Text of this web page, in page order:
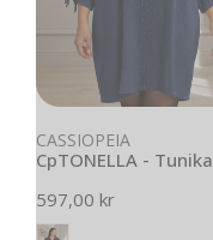
Vælg muligheder
CASSIOPEIA
CpTONELLA - Tunika
Normal
pris
597,00 kr